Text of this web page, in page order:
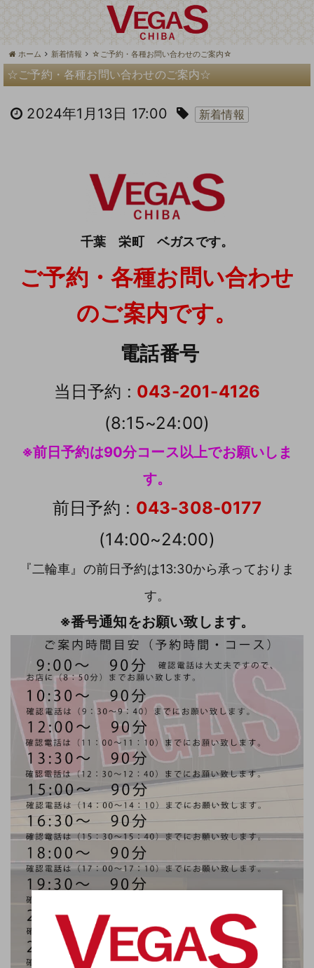
ホーム 新着情報 ☆ご予約・各種お問い合わせのご案内☆
☆ご予約・各種お問い合わせのご案内☆
2024年1月13日 17:00 新着情報
千葉 栄町 ベガスです。
ご予約・各種お問い合わせ
のご案内です。
電話番号
当日予約 : 043-201-4126
(8:15~24:00)
※前日予約は90分コース以上でお願いしま
す。
前日予約 : 043-308-0177
(14:00~24:00)
『二輪車』の前日予約は13:30から承っておりま
す。
※番号通知をお願い致します。